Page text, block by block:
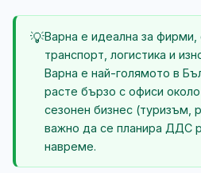
💡Варна е идеална за фирми,
транспорт, логистика и
Варна е най-голямото в
расте бързо с офиси
сезонен бизнес (туризъм,
важно да се планира ДДС
навреме.